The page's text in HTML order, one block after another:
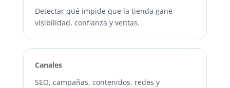
Detectar qué impide que la tienda gane
visibilidad, confianza y ventas.
Canales
SEO, campañas, contenidos, redes y